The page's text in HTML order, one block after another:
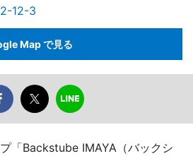
12-3
Map で見る
「Backstube IMAYA（バックシ